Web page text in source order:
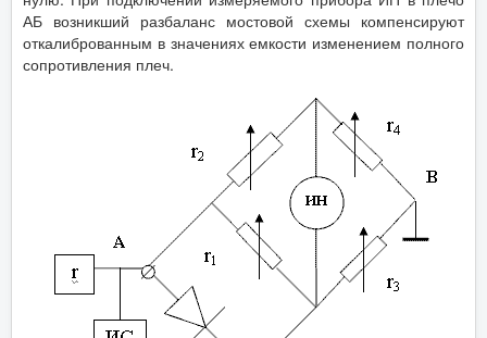
АБ возникший разбаланс мостовой схемы компенсируют
откалиброванным в значениях емкости изменением полного
сопротивления плеч.